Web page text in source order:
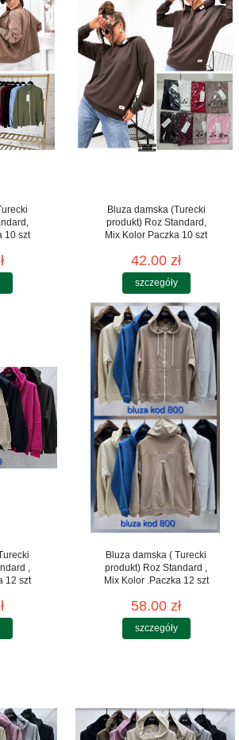
10 szt
Bluza damska (Turecki
produkt) Roz Standard,
Mix Kolor Paczka 10 szt
42.00 zł
szczegóły
,
12 szt
Bluza damska ( Turecki
produkt) Roz Standard ,
Mix Kolor .Paczka 12 szt
58.00 zł
szczegóły